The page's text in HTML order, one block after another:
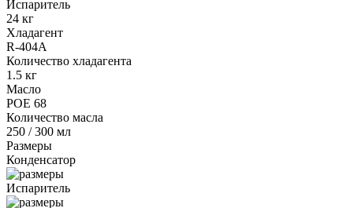
Испаритель
24 кг
Хладагент
R-404A
Количество хладагента
1.5 кг
Масло
POE 68
Количество масла
250 / 300 мл
Размеры
Конденсатор
Испаритель